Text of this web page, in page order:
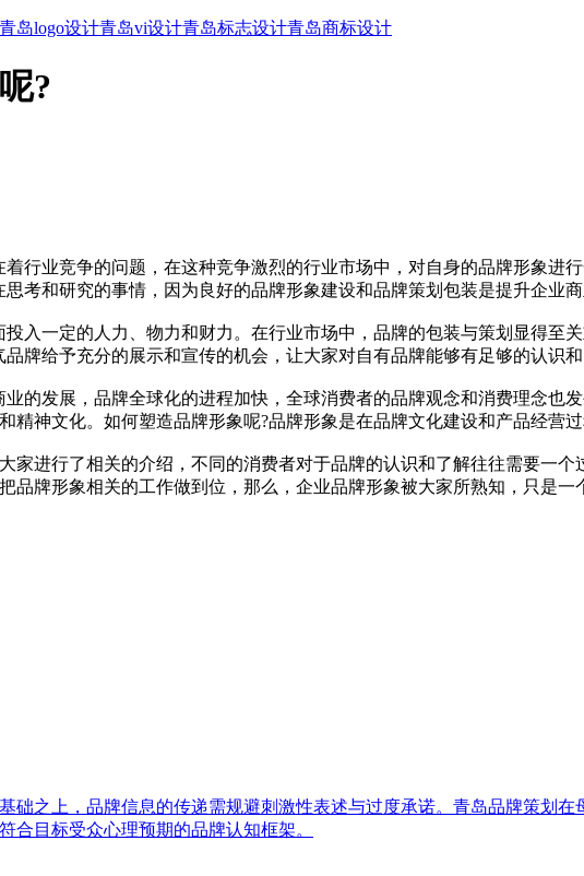
青岛logo设计青岛vi设计青岛标志设计青岛商标设计
?
行业竞争的问题，在这种竞争激烈的行业市场中，对自身的品牌形象进
考和研究的事情，因为良好的品牌形象建设和品牌策划包装是提升企业商
入一定的人力、物力和财力。在行业市场中，品牌的包装与策划显得至
牌给予充分的展示和宣传的机会，让大家对自有品牌能够有足够的认识
的发展，品牌全球化的进程加快，全球消费者的品牌观念和消费理念也
神文化。如何塑造品牌形象呢?品牌形象是在品牌文化建设和产品经营过
家进行了相关的介绍，不同的消费者对于品牌的认识和了解往往需要一
品牌形象相关的工作做到位，那么，企业品牌形象被大家所熟知，只是一
础之上，品牌信息的传递需规避刺激性表述与过度承诺。青岛品牌策划
合目标受众心理预期的品牌认知框架。